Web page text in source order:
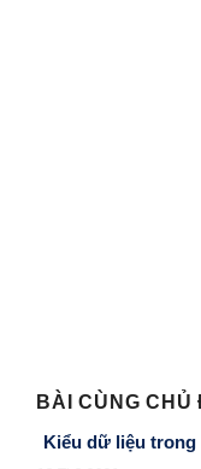
BÀI CÙNG CHỦ
Kiểu dữ liệu trong